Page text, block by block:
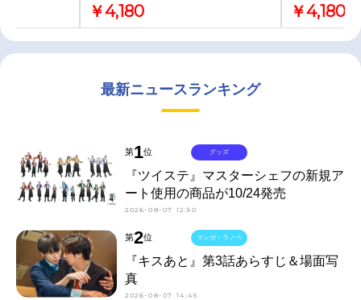
￥4,180 ￥4,180
最新ニュースランキング
第1位
『ツイステ』マスターシェフの新規ア
ート使用の商品が10/24発売
2026-08-07 12:50
グッズ
第2位
『キスあと』第3話あらすじ＆場面写
真
2026-08-07 14:45
マンガ・ラノベ